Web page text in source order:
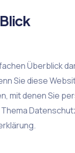
Überblick
Sie diese
mit denen Sie